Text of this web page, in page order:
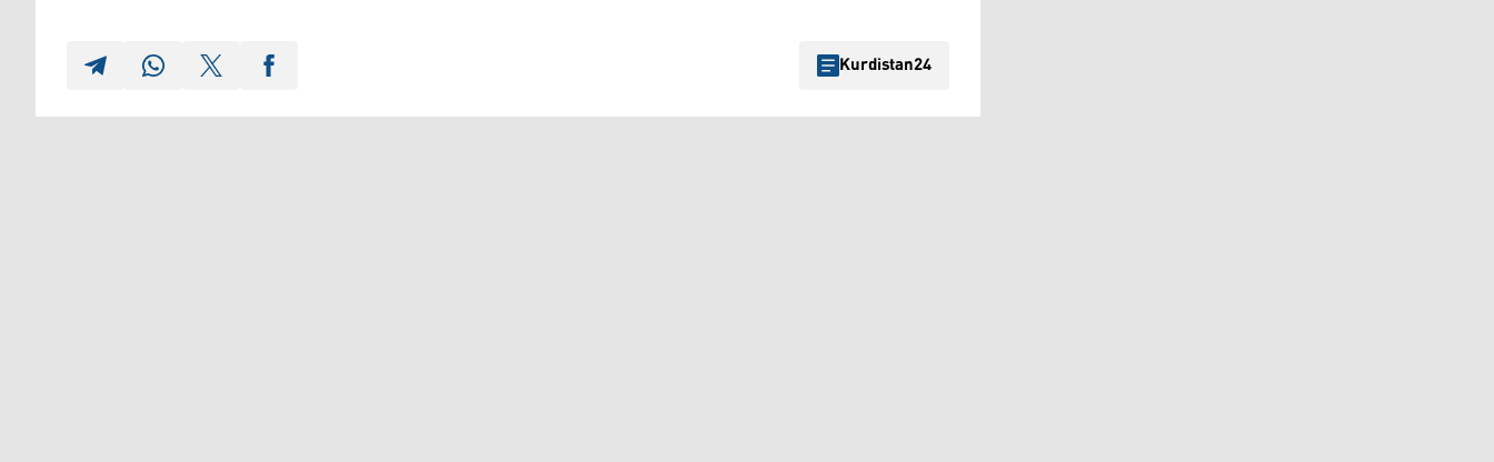
Kurdistan24